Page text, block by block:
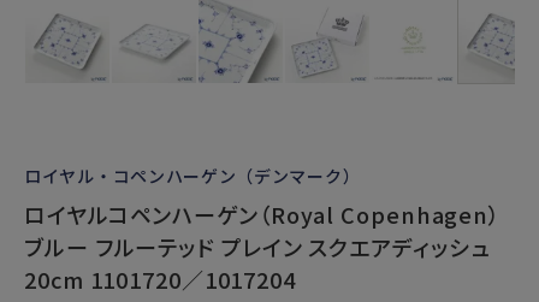
ロイヤル・コペンハーゲン（デンマーク）
ロイヤルコペンハーゲン（Royal Copenhagen）
ブルー フルーテッド プレイン スクエアディッシュ
20cm 1101720／1017204